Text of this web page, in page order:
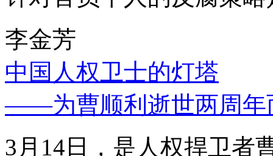
李金芳
中国人权卫士的灯塔
——为曹顺利逝世两周年
3月14日，是人权捍卫者